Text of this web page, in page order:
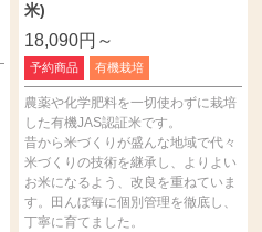
米)
18,090円～
予約商品 有機栽培
農薬や化学肥料を一切使わずに栽培
した有機JAS認証米です。
昔から米づくりが盛んな地域で代々
米づくりの技術を継承し、よりよい
お米になるよう、改良を重ねていま
す。田んぼ毎に個別管理を徹底し、
丁寧に育てました。